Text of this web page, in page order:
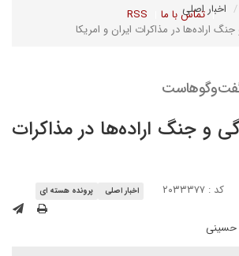
تماس با ما RSS
اخبار اصلی
جنگ اراده‌ها در مذاکرات ایران و امریکا
و جنگ اراده‌ها در مذاکرات
کد : ۲۰۳۳۳۷۷ اخبار اصلی پرونده هسته ای